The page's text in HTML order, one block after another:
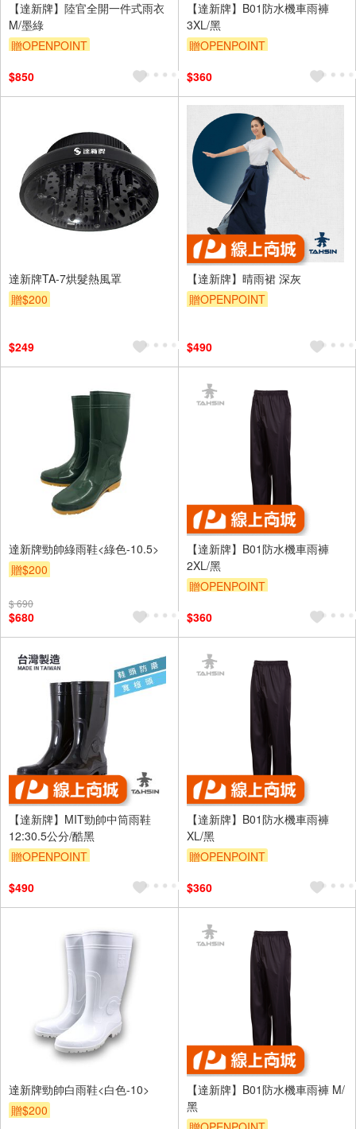
【達新牌】陸官全開一件式雨衣
M/墨綠
贈OPENPOINT
$850
【達新牌】B01防水機車雨褲
3XL/黑
贈OPENPOINT
$360
達新牌TA-7烘髮熱風罩
贈$200
$249
【達新牌】晴雨裙 深灰
贈OPENPOINT
$490
達新牌勁帥綠雨鞋<綠色-10.5>
贈$200
$ 690
$680
【達新牌】B01防水機車雨褲
2XL/黑
贈OPENPOINT
$360
【達新牌】MIT勁帥中筒雨鞋
12:30.5公分/酷黑
贈OPENPOINT
$490
【達新牌】B01防水機車雨褲
XL/黑
贈OPENPOINT
$360
達新牌勁帥白雨鞋<白色-10>
贈$200
【達新牌】B01防水機車雨褲 M/
黑